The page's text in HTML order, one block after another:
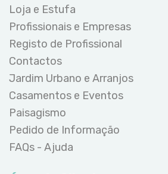
Loja e Estufa
Profissionais e Empresas
Registo de Profissional
Contactos
Jardim Urbano e Arranjos
Casamentos e Eventos
Paisagismo
Pedido de Informação
FAQs - Ajuda